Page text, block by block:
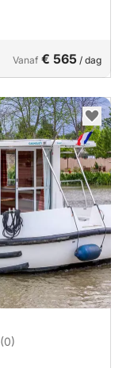
Vanaf € 565 / dag
(0)